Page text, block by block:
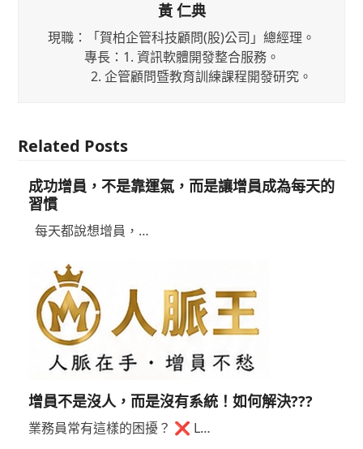
黃 仁典
現職：「賀柏企管科技顧問(股)公司」總經理。
專長：1. 資訊軟體開發整合服務。
2. 企管顧問暨教育訓練課程開發研究。
Related Posts
成功增員，不是靠運氣，而是讓增員成為每天的
習慣
每天都說想增員，…
增員不是沒人，而是沒有系統！如何解決???
業務員常有這樣的困擾？ ❌ L…